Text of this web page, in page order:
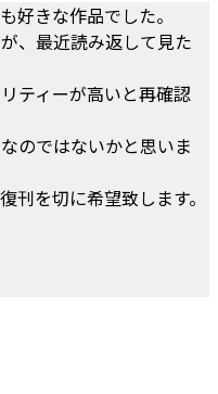
好きな作品でした。
、最近読み返して見た
ティーが高いと再確認
のではないかと思いま
刊を切に希望致します。